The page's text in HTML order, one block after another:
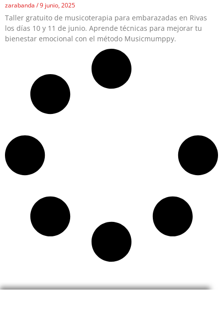
zarabanda 9 junio, 2025
Taller gratuito de musicoterapia para embarazadas en Rivas
los días 10 y 11 de junio. Aprende técnicas para mejorar tu
bienestar emocional con el método Musicmumppy.